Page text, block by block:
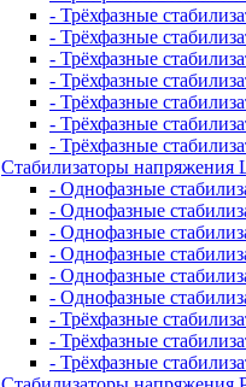
- Трёхфазные
- Трёхфазные
- Трёхфазные
- Трёхфазные
- Трёхфазные
- Трёхфазные
- Трёхфазные
Стабилизаторы
- Однофазные
- Однофазные
- Однофазные
- Однофазные
- Однофазные
- Однофазные
- Трёхфазные
- Трёхфазные
- Трёхфазные